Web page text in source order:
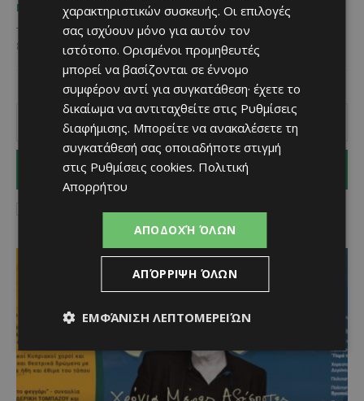
ΜΈΝΟΥΜΕ ΚΎΠΡΟ Χριστίνα Γεωργίου - October 5, 2025
Το νησί μας είναι το ιδανικό μέρος για να περνά κάποιος τη μέρα
ξεκούρασης – η οποία δεν είναι άλλη για τους περισσότερους… η...
I WANT IN
χαρακτηριστικών συσκευής. Οι επιλογές
σας ισχύουν μόνο για αυτόν τον
ιστότοπο. Ορισμένοι προμηθευτές
μπορεί να βασίζονται σε έννομο
συμφέρον αντί για συγκατάθεση· έχετε το
δικαίωμα να αντιταχθείτε στις Ρυθμίσεις
διαφήμισης. Μπορείτε να ανακαλέσετε τη
συγκατάθεσή σας οποιαδήποτε στιγμή
στις Ρυθμίσεις cookies. Πολιτική
Απορρήτου
ΑΠΟΔΟΧΉ ΌΛΩΝ
ΑΠΌΡΡΙΨΗ ΌΛΩΝ
ΕΜΦΆΝΙΣΗ ΛΕΠΤΟΜΕΡΕΙΏΝ